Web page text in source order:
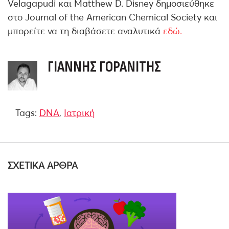
Velagapudi και Matthew D. Disney δημοσιεύθηκε
στο Journal of the American Chemical Society και
μπορείτε να τη διαβάσετε αναλυτικά εδώ.
ΓΙΆΝΝΗΣ ΓΟΡΑΝΊΤΗΣ
Tags: DNA, Ιατρική
ΣΧΕΤΙΚΑ ΑΡΘΡΑ